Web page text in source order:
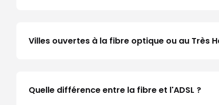
Villes ouvertes à la fibre optique ou au Très
Quelle différence entre la fibre et l'ADSL ?